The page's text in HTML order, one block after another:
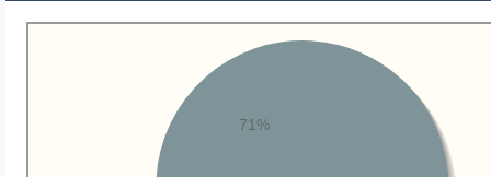
71%